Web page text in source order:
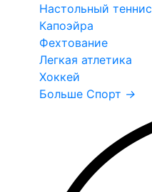
Настольный теннис
Капоэйра
Фехтование
Легкая атлетика
Хоккей
Больше Спорт →